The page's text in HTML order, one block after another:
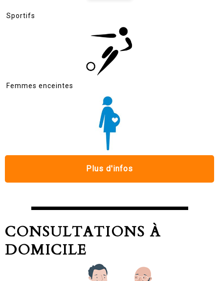
Sportifs
Femmes enceintes
Plus d'infos
CONSULTATIONS À
DOMICILE